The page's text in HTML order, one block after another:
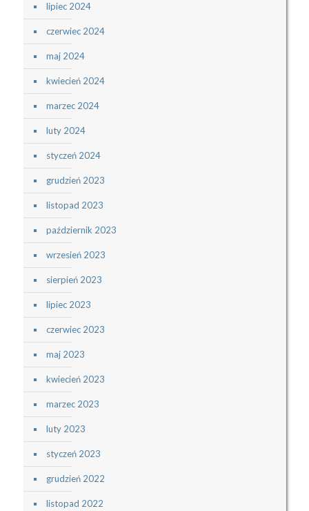
lipiec 2024
czerwiec 2024
maj 2024
kwiecień 2024
marzec 2024
luty 2024
styczeń 2024
grudzień 2023
listopad 2023
październik 2023
wrzesień 2023
sierpień 2023
lipiec 2023
czerwiec 2023
maj 2023
kwiecień 2023
marzec 2023
luty 2023
styczeń 2023
grudzień 2022
listopad 2022